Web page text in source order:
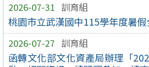
2026-07-31 訓育組
桃園市立武漢國中115學年度暑假
2026-07-27 訓育組
函轉文化部文化資產局辦理「